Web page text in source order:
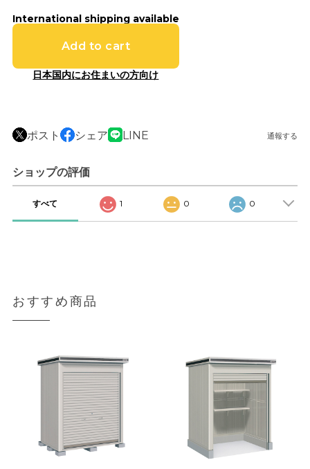
International shipping available
Add to cart
日本国内にお住まいの方向け
ポスト シェア LINE 通報する
ショップの評価
すべて 1 0 0
おすすめ商品